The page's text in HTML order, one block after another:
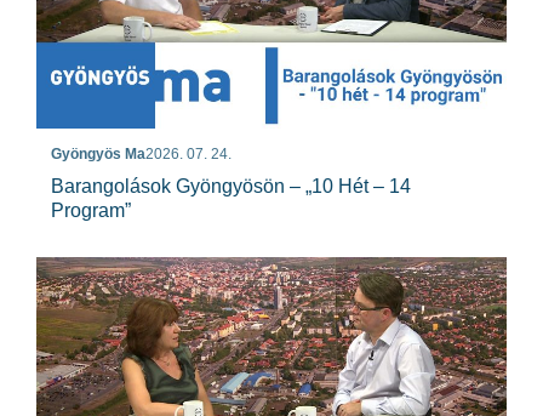
Gyöngyös Ma2026. 07. 24.
Barangolások Gyöngyösön – „10 Hét – 14
Program”